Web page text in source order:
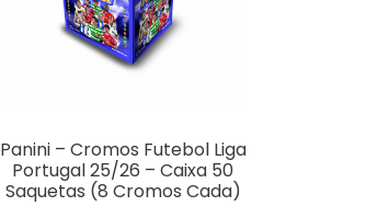
Panini – Cromos Futebol Liga
Portugal 25/26 – Caixa 50
Saquetas (8 Cromos Cada)